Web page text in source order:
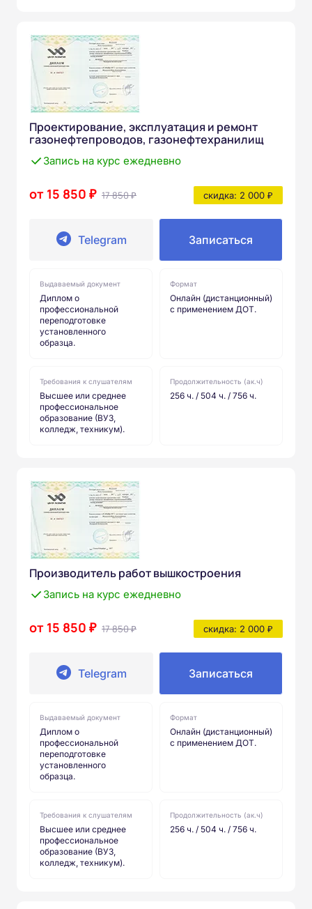
Проектирование, эксплуатация и ремонт
газонефтепроводов, газонефтехранилищ
Запись на курс ежедневно
от 15 850 ₽ 17 850 ₽ скидка: 2 000 ₽
Telegram Записаться
Выдаваемый документ
Диплом о
профессиональной
переподготовке
установленного
образца.
Формат
Онлайн (дистанционный)
с применением ДОТ.
Требования к слушателям
Высшее или среднее
профессиональное
образование (ВУЗ,
колледж, техникум).
Продолжительность (ак.ч)
256 ч. / 504 ч. / 756 ч.
Производитель работ вышкостроения
Запись на курс ежедневно
от 15 850 ₽ 17 850 ₽ скидка: 2 000 ₽
Telegram Записаться
Выдаваемый документ
Диплом о
профессиональной
переподготовке
установленного
образца.
Формат
Онлайн (дистанционный)
с применением ДОТ.
Требования к слушателям
Высшее или среднее
профессиональное
образование (ВУЗ,
колледж, техникум).
Продолжительность (ак.ч)
256 ч. / 504 ч. / 756 ч.